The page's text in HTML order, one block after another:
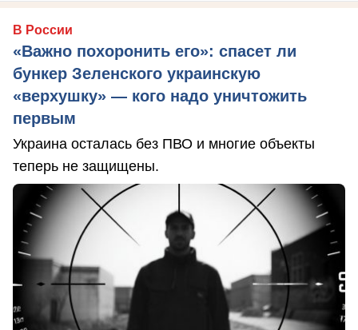
В России
«Важно похоронить его»: спасет ли
бункер Зеленского украинскую
«верхушку» — кого надо уничтожить
первым
Украина осталась без ПВО и многие объекты
теперь не защищены.